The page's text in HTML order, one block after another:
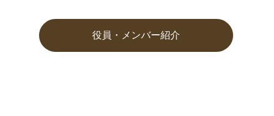
役員・メンバー紹介